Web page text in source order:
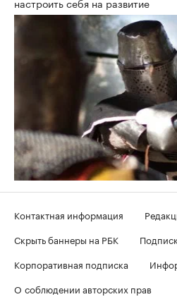
Контактная информация
Скрыть баннеры на РБК
Корпоративная подписка
О соблюдении авторских прав